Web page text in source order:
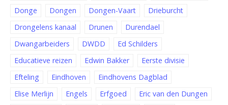
Donge
Dongen Dongen-Vaart
Drieburcht
Drongelens kanaal
Drunen
Durendael
Dwangarbeiders
DWDD
Ed Schilders
Educatieve reizen
Edwin Bakker
Eerste divisie
Efteling
Eindhoven
Eindhovens Dagblad
Elise Merlijn
Engels Erfgoed
Eric van den Dungen